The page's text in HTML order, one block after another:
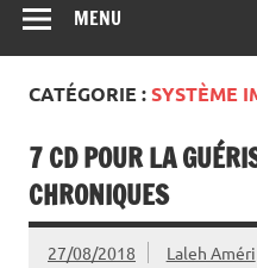
MENU
CATÉGORIE :SYSTÈME
7 CD POUR LA
CHRONIQUES
27/08/2018 Laleh Améri